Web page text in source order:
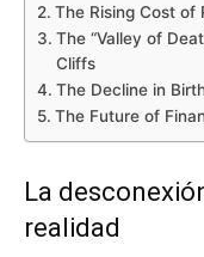
The Rising Cost of
The “Valley of
Cliffs
The Decline in
The Future of
La
realidad